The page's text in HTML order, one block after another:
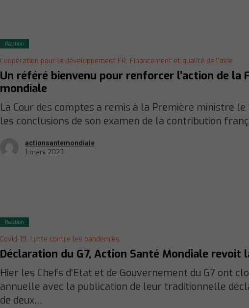
Réaction
Coopération pour le développement FR, Financement et qualité de l'aide
Un référé bienvenu pour renforcer l’action de la
mondiale
La Cour des comptes a remis à la Première ministre
les conclusions de son examen de la contribution
actionsantemondiale
1 mars 2023
Réaction
Covid-19, Lutte contre les pandémies
Déclaration du G7, Action Santé Mondiale revoit
Hier les Chefs d’Etat et de Gouvernement du G7 ont
annuelle avec la publication de leur traditionnelle
de deux…